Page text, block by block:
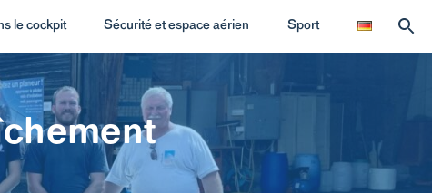
le cockpit Sécurité et espace aérien Sport